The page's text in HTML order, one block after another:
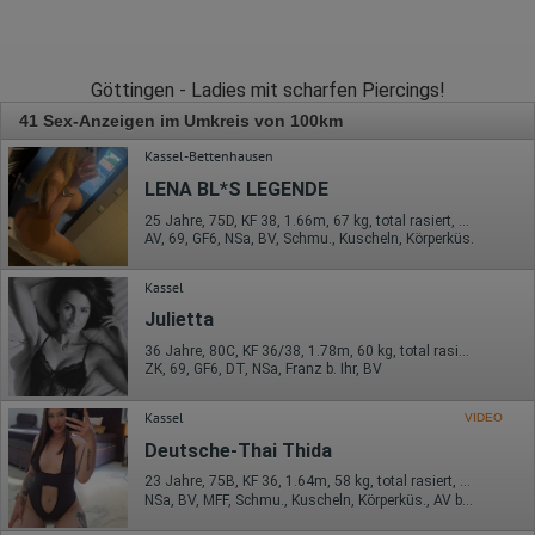
Göttingen - Ladies mit scharfen Piercings!
41 Sex-Anzeigen im Umkreis von 100km
Kassel-Bettenhausen
LENA BL*S LEGENDE
25 Jahre, 75D, KF 38, 1.66m, 67 kg, total rasiert, deutsch
AV, 69, GF6, NSa, BV, Schmu., Kuscheln, Körperküs.
Kassel
Julietta
36 Jahre, 80C, KF 36/38, 1.78m, 60 kg, total rasiert, osteuropäisch
ZK, 69, GF6, DT, NSa, Franz b. Ihr, BV
Kassel VIDEO
Deutsche-Thai Thida
23 Jahre, 75B, KF 36, 1.64m, 58 kg, total rasiert, asiatisch